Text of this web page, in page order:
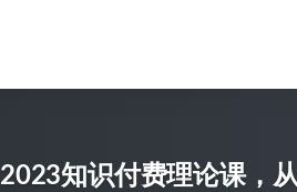
2023知识付费理论课，